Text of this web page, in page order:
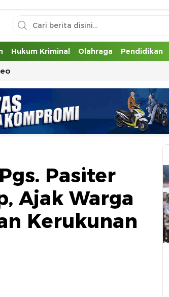
Hukum Kriminal Olahraga Pendidikan
Pasiter
Ajak Warga
Kerukunan